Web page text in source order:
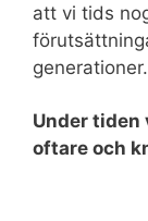
att vi tids
generationer.
Under tiden
oftare och